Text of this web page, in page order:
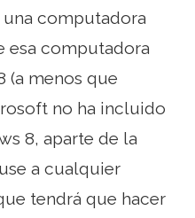
computadora
esa computadora
(a menos que
no ha incluido
8, aparte de la
a cualquier
tendrá que hacer